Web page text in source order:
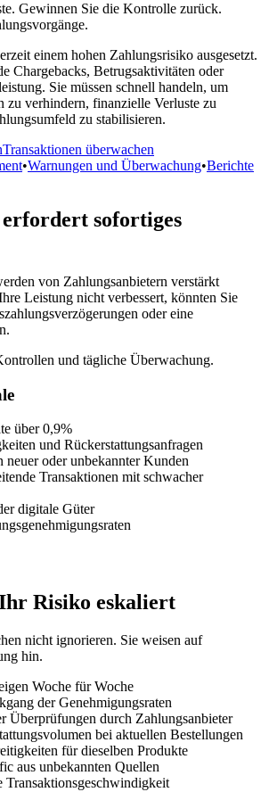
Gewinnen Sie die Kontrolle zurück.
einem hohen Zahlungsrisiko ausgesetzt.
Chargebacks, Betrugsaktivitäten oder
Sie müssen schnell handeln, um
zu verhindern, finanzielle Verluste zu
zu stabilisieren.
Transaktionen überwachen
•Warnungen und Überwachung•Berichte
sofortiges
von Zahlungsanbietern verstärkt
Leistung nicht verbessert, könnten Sie
oder eine
und tägliche Überwachung.
über 0,9%
und Rückerstattungsanfragen
neuer oder unbekannter Kunden
Transaktionen mit schwacher
digitale Güter
Ihr Risiko eskaliert
nicht ignorieren. Sie weisen auf
hin.
Woche für Woche
der Genehmigungsraten
Überprüfungen durch Zahlungsanbieter
bei aktuellen Bestellungen
für dieselben Produkte
aus unbekannten Quellen
Transaktionsgeschwindigkeit